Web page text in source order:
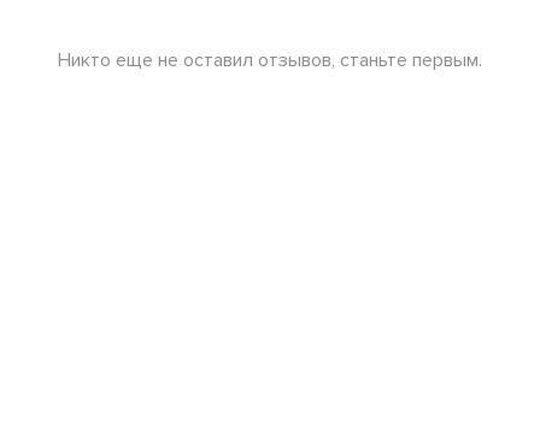
Никто еще не оставил отзывов, станьте первым.